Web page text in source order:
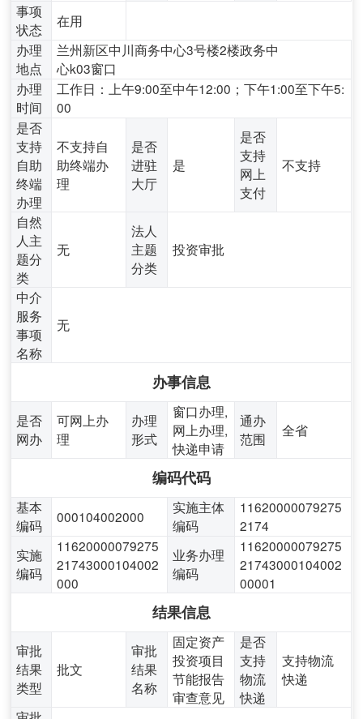
事项
状态
在用
办理
地点
兰州新区中川商务中心3号楼2楼政务中
心k03窗口
办理
时间
工作日：上午9:00至中午12:00；下午1:00至下午5:
00
是否
支持
自助
终端
办理
不支持自
助终端办
理
是否
进驻
大厅
是
是否
支持
网上
支付
不支持
自然
人主
题分
类
无
法人
主题
分类
投资审批
中介
服务
事项
名称
无
办事信息
是否
网办
可网上办
理
办理
形式
窗口办理,
网上办理,
快递申请
通办
范围
全省
编码代码
基本
编码
000104002000
实施主体
编码
11620000079275
2174
实施
编码
11620000079275
21743000104002
000
业务办理
编码
11620000079275
21743000104002
00001
结果信息
审批
结果
类型
批文
审批
结果
名称
固定资产
投资项目
节能报告
审查意见
是否
支持
物流
快递
支持物流
快递